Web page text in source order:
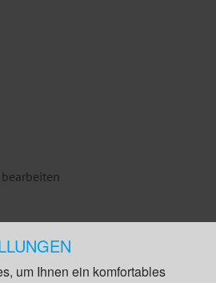
um Ihnen ein komfortables